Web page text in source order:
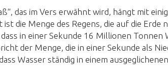
das im Vers erwähnt wird, hängt mit
die Menge des Regens, die auf die Erde
in einer Sekunde 16 Millionen Tonnen
der Menge, die in einer Sekunde als
Wasser ständig in einem